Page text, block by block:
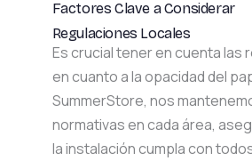
Factores Clave a Considerar
Regulaciones Locales
Es crucial tener en cuenta las
en cuanto a la opacidad del
SummerStore, nos
normativas en cada área,
la instalación cumpla con